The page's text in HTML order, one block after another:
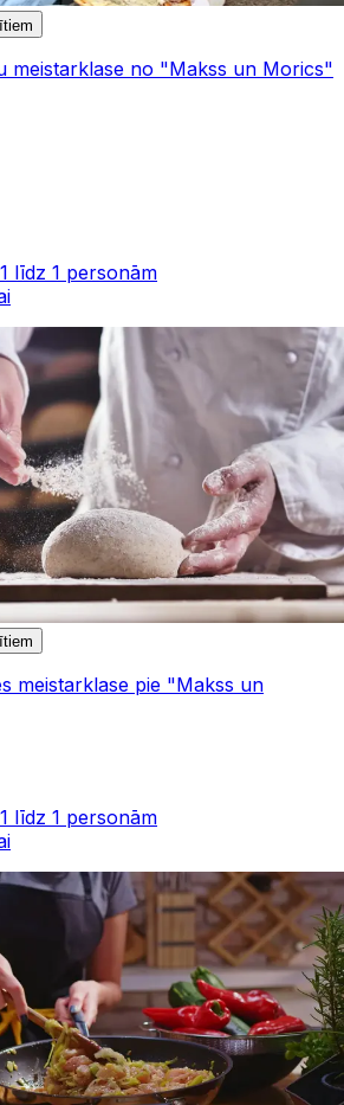
meistarklase no "Makss un Morics"
līdz 1 personām
meistarklase pie "Makss un
līdz 1 personām